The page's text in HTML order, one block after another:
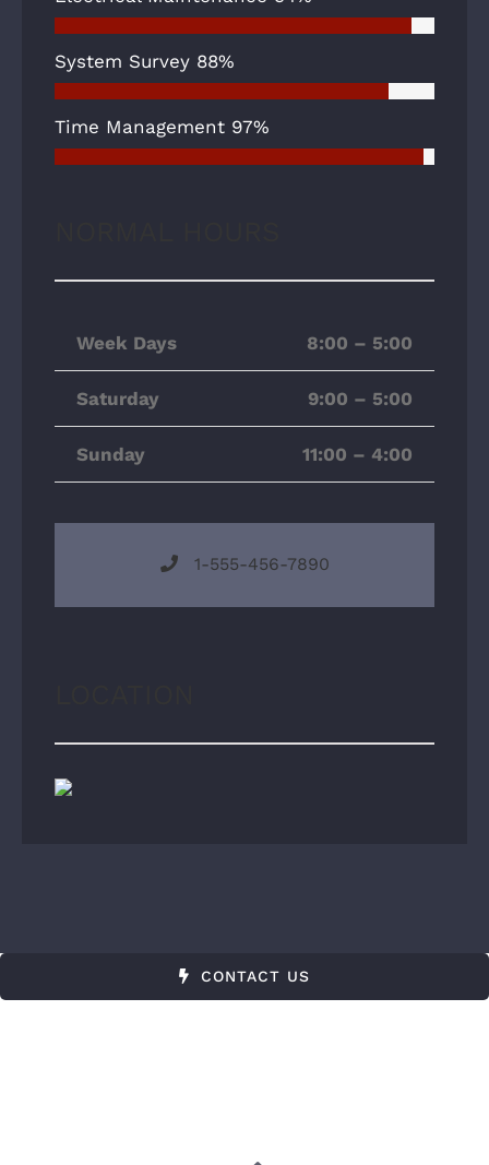
System Survey 88%
Time Management 97%
Week Days 8:00 – 5:00
Saturday 9:00 – 5:00
Sunday 11:00 – 4:00
1-555-456-7890
CONTACT US